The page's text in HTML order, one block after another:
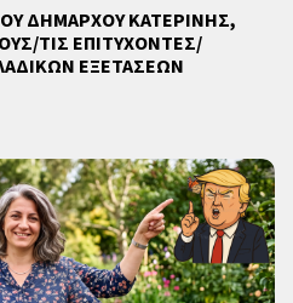
ΔΗΜΑΡΧΟΥ ΚΑΤΕΡΙΝΗΣ,
ΤΙΣ ΕΠΙΤΥΧΟΝΤΕΣ/
ΕΞΕΤΑΣΕΩΝ